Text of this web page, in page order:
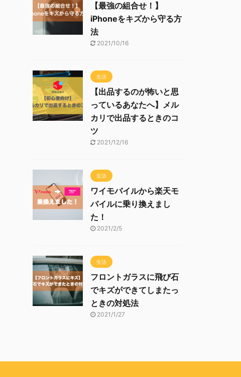
【最強の組合せ！】
iPhoneをキズから守る方
法
2021/10/16
生活
【出品するのが怖いと思
っているあなたへ】メル
カリで出品するときのコ
ツ
2021/12/16
生活
ワイモバイルから楽天モ
バイルに乗り換えまし
た！
2021/2/5
生活
フロントガラスに飛び石
でキズができてしまたっ
ときの対処法
2021/1/27